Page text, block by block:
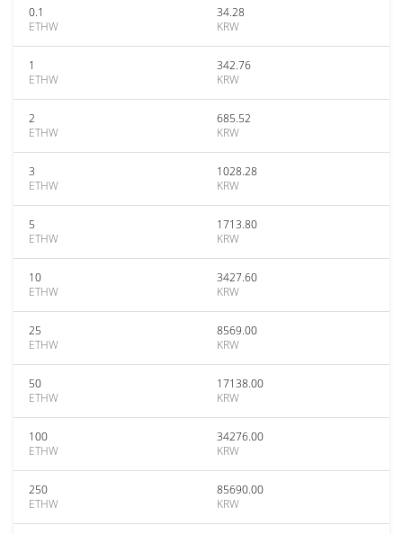
0.1
ETHW
34.28
KRW
1
ETHW
342.76
KRW
2
ETHW
685.52
KRW
3
ETHW
1028.28
KRW
5
ETHW
1713.80
KRW
10
ETHW
3427.60
KRW
25
ETHW
8569.00
KRW
50
ETHW
17138.00
KRW
100
ETHW
34276.00
KRW
250
ETHW
85690.00
KRW